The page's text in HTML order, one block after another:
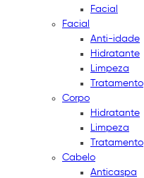
Facial
Facial
Anti-idade
Hidratante
Limpeza
Tratamento
Corpo
Hidratante
Limpeza
Tratamento
Cabelo
Anticaspa